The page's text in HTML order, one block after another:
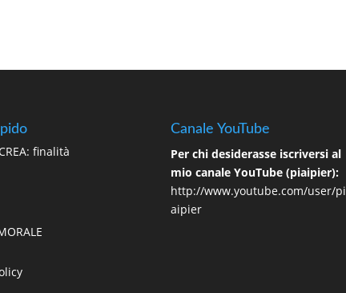
finalità
Canale YouTube
Per chi desiderasse iscriversi al
mio canale YouTube (piaipier):
http://www.youtube.com/user/pi
aipier